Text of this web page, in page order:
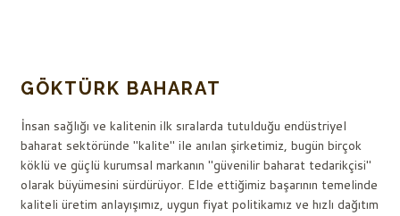
GÖKTÜRK BAHARAT
İnsan sağlığı ve kalitenin ilk sıralarda tutulduğu endüstriyel
baharat sektöründe "kalite" ile anılan şirketimiz, bugün birçok
köklü ve güçlü kurumsal markanın "güvenilir baharat tedarikçisi"
olarak büyümesini sürdürüyor. Elde ettiğimiz başarının temelinde
kaliteli üretim anlayışımız, uygun fiyat politikamız ve hızlı dağıtım